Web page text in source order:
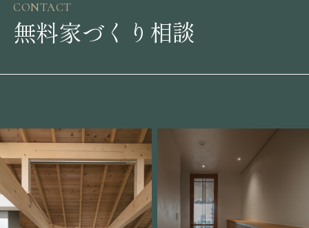
CONTACT
無料家づくり相談